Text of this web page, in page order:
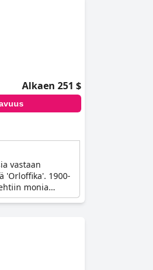
Alkaen 251 $
vastaan
'Orloffika'. 1900-
monia